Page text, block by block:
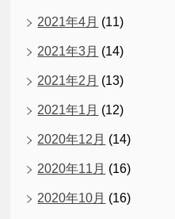
2021年4月 (11)
2021年3月 (14)
2021年2月 (13)
2021年1月 (12)
2020年12月 (14)
2020年11月 (16)
2020年10月 (16)